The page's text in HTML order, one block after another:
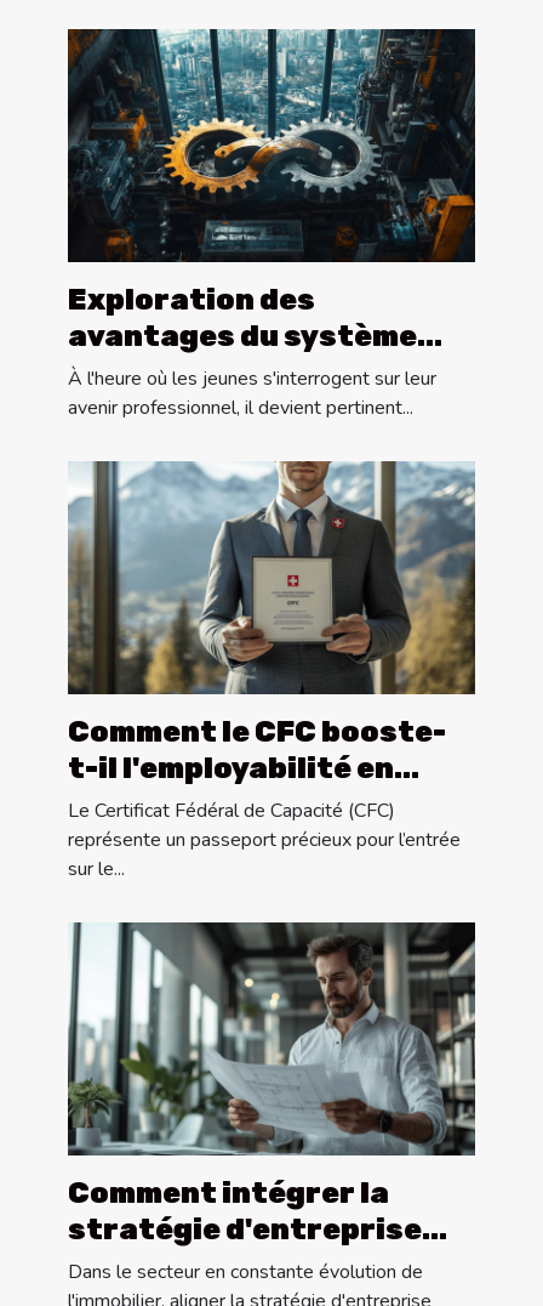
Exploration des
avantages du système
dual pour les carrières
futures
À l'heure où les jeunes s'interrogent sur leur
avenir professionnel, il devient pertinent...
Comment le CFC booste-
t-il l'employabilité en
Suisse ?
Le Certificat Fédéral de Capacité (CFC)
représente un passeport précieux pour l’entrée
sur le...
Comment intégrer la
stratégie d'entreprise
dans la gestion de projets
Dans le secteur en constante évolution de